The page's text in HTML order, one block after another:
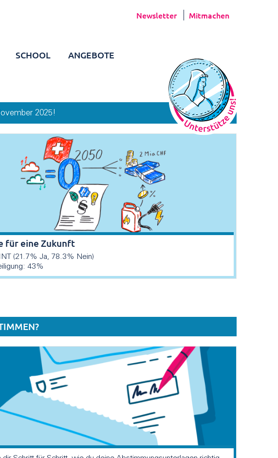
Newsletter Mitmachen
SCHOOL ANGEBOTE
2025!
für eine Zukunft
(21.7% Ja, 78.3% Nein)
43%